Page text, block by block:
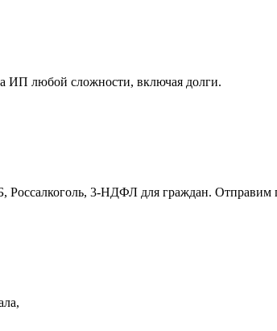
ИП любой сложности, включая долги.
3-НДФЛ для граждан. Отправим